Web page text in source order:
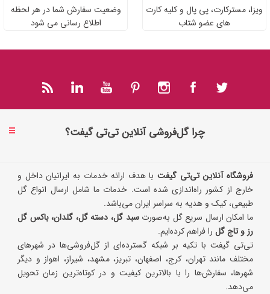
ویزا، مسترکارت، پی پال و کلیه کارت
های عضو شتاب
وضعیت سفارش شما در هر لحظه
اطلاع رسانی می شود
چرا گل‌فروشی آنلاین تی‌تی گیفت؟
فروشگاه آنلاین تی‌تی گیفتبا هدف ارائه خدمات به ایرانیان داخل و
خارج از کشور راه‌اندازی شده است. خدمات ما شامل ارسال انواع گل
طبیعی، کیک و هدیه به سراسر ایران می‌باشد.
ما امکان ارسال سریع گل به‌صورتسبد گل، دسته گل، گلدان، باکس گل
رز و تاج گل را فراهم کرده‌ایم.
تی‌تی گیفت با تکیه بر شبکه گسترده‌ای از گل‌فروشی‌ها در شهرهای
مختلف مانند تهران، کرج، اصفهان، تبریز، مشهد، شیراز، اهواز و دیگر
شهرها، سفارش‌ها را با بالاترین کیفیت و در کوتاه‌ترین زمان تحویل
می‌دهد.